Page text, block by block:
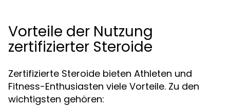
Vorteile der Nutzung
zertifizierter Steroide
Zertifizierte Steroide bieten Athleten und
Fitness-Enthusiasten viele Vorteile. Zu den
wichtigsten gehören: